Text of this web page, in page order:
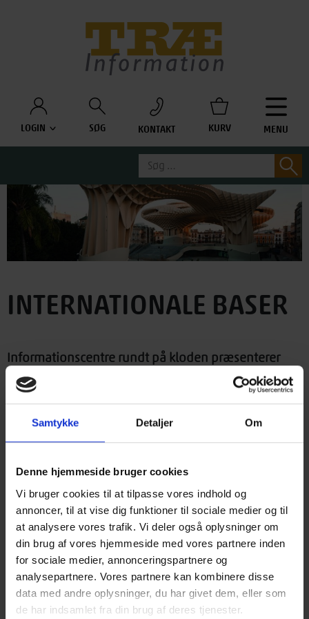
Samtykke Detaljer Om
Denne hjemmeside bruger cookies
Vi bruger cookies til at tilpasse vores indhold og
annoncer, til at vise dig funktioner til sociale medier og til
at analysere vores trafik. Vi deler også oplysninger om
din brug af vores hjemmeside med vores partnere inden
for sociale medier, annonceringspartnere og
analysepartnere. Vores partnere kan kombinere disse
data med andre oplysninger, du har givet dem, eller som
de har indsamlet fra din brug af deres tjenester.
LOGIN SØG KONTAKT KURV MENU
Søg
efter:
INTERNATIONALE BASER
Informationscentre rundt på kloden præsenterer
spændende træarkitektur
inspirationskilde for designere og arkitekter kloden rundt.
Med en række links til internationale arkitekturbaser har du
byggerier i træ, i sammenspillet mellem træ, arkitektur, klima
og miljø.
Træinformation forhandler udvalgte bøger om alverdens
byggerier i træ, som du kan finde i vores netbutik,
traeshop.dk
Internationale arkitekturbaser
Danmark
arkark.dk– arkitekturguide til alle former for dansk byggeri og